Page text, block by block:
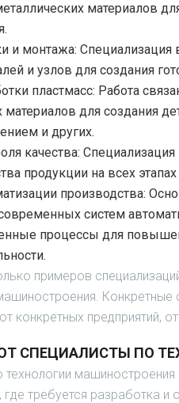
материалов
и монтажа: Специализация
и узлов для создания
пластмасс: Работа
для создания
и других.
качества:
продукции на всех
производства:
систем
процессы для
примеров
Конкретные
конкретных предприятий,
СПЕЦИАЛИСТЫ ПО
технологии
где требуется разработка и